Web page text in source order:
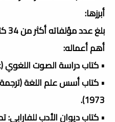
أبرزها:
أهم أعماله:
• كتاب دراسة الصوت اللغوي (عالم
• كتاب أسس علم اللغة (ترجمة
1973).
• كتاب ديوان الأدب